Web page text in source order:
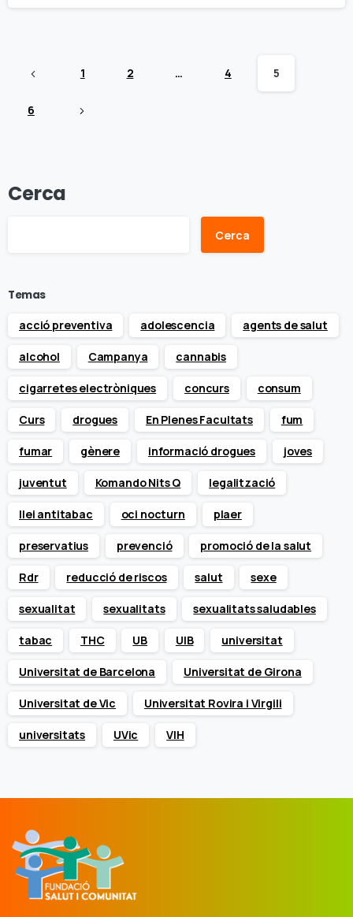
1 2 … 4 5
6
Cerca
Cerca
Temas
acció preventiva
adolescencia agents de salut
alcohol Campanya cannabis
cigarretes electròniques concurs consum
Curs drogues En Plenes Facultats fum
fumar gènere informació drogues joves
juventut Komando Nits Q legalització
llei antitabac oci nocturn plaer
preservatius prevenció promoció de la salut
Rdr reducció de riscos salut sexe
sexualitat sexualitats sexualitats saludables
tabac THC UB UIB universitat
Universitat de Barcelona Universitat de Girona
Universitat de Vic Universitat Rovira i Virgili
universitats UVic VIH